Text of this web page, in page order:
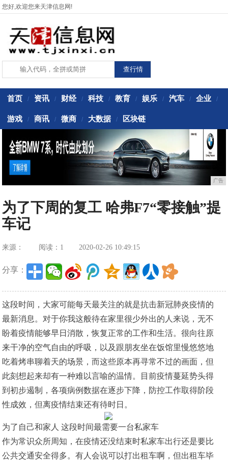
您好,欢迎您来天津信息网!
首页 / 资讯 / 财经 / 科技 / 教育 / 娱乐 / 汽车 / 企业 /
游戏 / 商讯 / 微商 / 大数据 / 区块链
广告
为了下周的复工 哈弗F7“零接触”提
车记
来源： 阅读：1 2020-02-26 10:49:15
分享：
这段时间，大家可能每天最关注的就是抗击新冠肺炎疫情的
最新消息。对于你我这般待在家里很少外出的人来说，无不
盼着疫情能够早日消散，恢复正常的工作和生活。很向往原
来干净的空气自由的呼吸，以及跟朋友坐在饭馆里慢悠悠地
吃着烤串聊着天的场景，而这些原本再寻常不过的画面，但
此刻想起来却有一种难以言喻的温情。目前疫情蔓延势头得
到初步遏制，各项病例数据在逐步下降，防控工作取得阶段
性成效，但离疫情结束还有待时日。
为了自己和家人 这段时间最需要一台私家车
作为常识众所周知，在疫情还没结束时私家车出行还是要比
公共交通安全得多。有人会说可以打出租车啊，但出租车毕